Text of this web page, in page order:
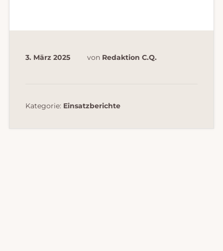
3. März 2025 von Redaktion C.Q.
Kategorie: Einsatzberichte